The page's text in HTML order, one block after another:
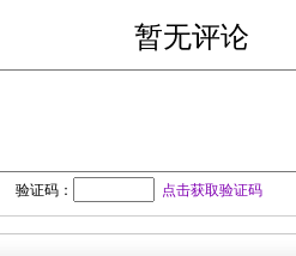
暂无评论
验证码： 点击获取验证码